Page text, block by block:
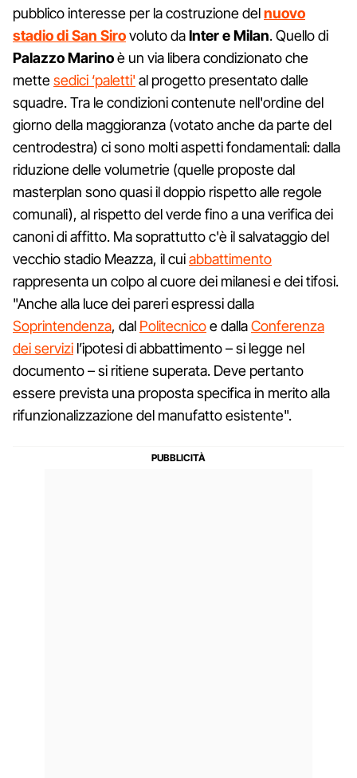
pubblico interesse per la costruzione delnuovo
stadio di San Sirovoluto daInter e Milan. Quello di
Palazzo Marinoè un via libera condizionato che
mettesedici ‘paletti' al progetto presentato dalle
squadre. Tra le condizioni contenute nell'ordine del
giorno della maggioranza (votato anche da parte del
centrodestra) ci sono molti aspetti fondamentali: dalla
riduzione delle volumetrie (quelle proposte dal
masterplan sono quasi il doppio rispetto alle regole
comunali), al rispetto del verde fino a una verifica dei
canoni di affitto. Ma soprattutto c'è il salvataggio del
vecchio stadio Meazza, il cuiabbattimento
rappresenta un colpo al cuore dei milanesi e dei tifosi.
"Anche alla luce dei pareri espressi dalla
Soprintendenza, dal Politecnicoe dallaConferenza
dei servizi l’ipotesi di abbattimento – si legge nel
documento – si ritiene superata. Deve pertanto
essere prevista una proposta specifica in merito alla
rifunzionalizzazione del manufatto esistente".